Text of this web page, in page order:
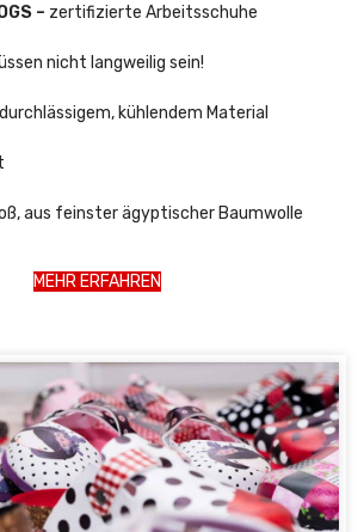
– zertifizierte Arbeitsschuhe
nicht langweilig sein!
kühlendem Material
aus feinster ägyptischer Baumwolle
MEHR ERFAHREN